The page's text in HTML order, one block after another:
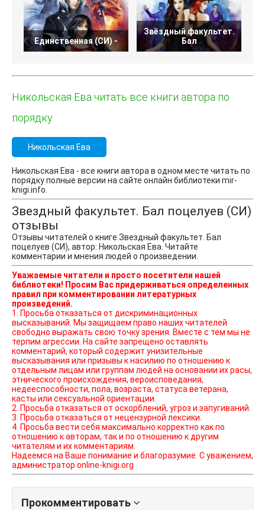
Единственная (СИ) -
Звёздный факультет.
Бал
Никольская Ева читать все книги автора по
порядку
Никольская Ева
Никольская Ева - все книги автора в одном месте читать по
порядку полные версии на сайте онлайн библиотеки mir-
knigi.info.
Звездный факультет. Бал поцелуев (СИ)
отзывы
Отзывы читателей о книге Звездный факультет. Бал
поцелуев (СИ), автор: Никольская Ева. Читайте
комментарии и мнения людей о произведении.
Уважаемые читатели и просто посетители нашей
библиотеки! Просим Вас придерживаться определенных
правил при комментировании литературных
произведений.
1. Просьба отказаться от дискриминационных
высказываний. Мы защищаем право наших читателей
свободно выражать свою точку зрения. Вместе с тем мы не
терпим агрессии. На сайте запрещено оставлять
комментарий, который содержит унизительные
высказывания или призывы к насилию по отношению к
отдельным лицам или группам людей на основании их расы,
этнического происхождения, вероисповедания,
недееспособности, пола, возраста, статуса ветерана,
касты или сексуальной ориентации.
2. Просьба отказаться от оскорблений, угроз и запугиваний.
3. Просьба отказаться от нецензурной лексики.
4. Просьба вести себя максимально корректно как по
отношению к авторам, так и по отношению к другим
читателям и их комментариям.
Надеемся на Ваше понимание и благоразумие. С уважением,
администратор online-knigi.org
Прокомментировать